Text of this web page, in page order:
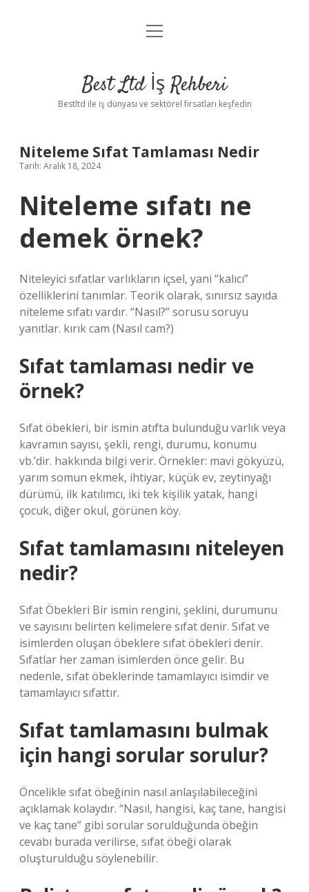
Anasayfa
Yasal Uyarı
menüyü
Best Ltd İş Rehberi
Bestltd ile iş dünyası ve sektörel fırsatları keşfedin
Niteleme Sıfat Tamlaması Nedir
Tarih: Aralık 18, 2024
Niteleme sıfatı ne
demek örnek?
Niteleyici sıfatlar varlıkların içsel, yani “kalıcı”
özelliklerini tanımlar. Teorik olarak, sınırsız sayıda
niteleme sıfatı vardır. “Nasıl?” sorusu soruyu
yanıtlar. kırık cam (Nasıl cam?)
Sıfat tamlaması nedir ve
örnek?
Sıfat öbekleri, bir ismin atıfta bulunduğu varlık veya
kavramın sayısı, şekli, rengi, durumu, konumu
vb.’dir. hakkında bilgi verir. Örnekler: mavi gökyüzü,
yarım somun ekmek, ihtiyar, küçük ev, zeytinyağı
dürümü, ilk katılımcı, iki tek kişilik yatak, hangi
çocuk, diğer okul, görünen köy.
Sıfat tamlamasını niteleyen
nedir?
Sıfat Öbekleri Bir ismin rengini, şeklini, durumunu
ve sayısını belirten kelimelere sıfat denir. Sıfat ve
isimlerden oluşan öbeklere sıfat öbekleri denir.
Sıfatlar her zaman isimlerden önce gelir. Bu
nedenle, sıfat öbeklerinde tamamlayıcı isimdir ve
tamamlayıcı sıfattır.
Sıfat tamlamasını bulmak
için hangi sorular sorulur?
Öncelikle sıfat öbeğinin nasıl anlaşılabileceğini
açıklamak kolaydır. “Nasıl, hangisi, kaç tane, hangisi
ve kaç tane” gibi sorular sorulduğunda öbeğin
cevabı burada verilirse, sıfat öbeği olarak
oluşturulduğu söylenebilir.